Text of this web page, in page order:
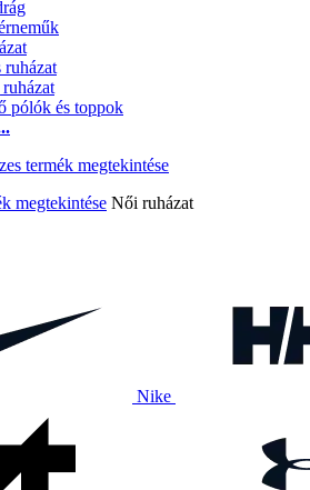
pólók és toppok
megtekintése Női ruházat
Nike